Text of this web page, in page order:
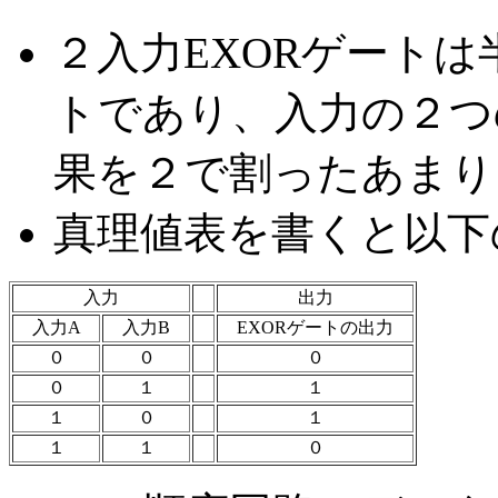
２入力EXORゲート
トであり、入力の２
果を２で割ったあま
真理値表を書くと以
入力
出力
入力A
入力B
EXORゲートの出力
０
０
０
０
１
１
１
０
１
１
１ ０